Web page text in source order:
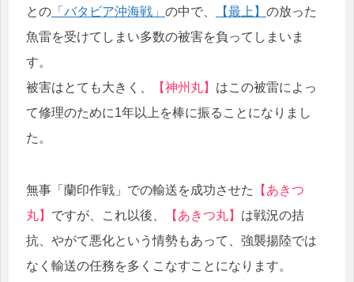
との 「バタビア沖海戦」 の中で、 【最上】 の放った
魚雷を受けてしまい多数の被害を負ってしまいま
す。
被害はとても大きく、
【神州丸】 はこの被雷によっ
て修理のために1年以上を棒に振ることになりまし
た。
無事「蘭印作戦」での輸送を成功させた
【あきつ
丸】 ですが、これ以後、 【あきつ丸】 は戦況の拮
抗、やがて悪化という情勢もあって、強襲揚陸では
なく輸送の任務を多くこなすことになります。